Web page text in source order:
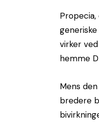
virker
hemme
Mens
bredere